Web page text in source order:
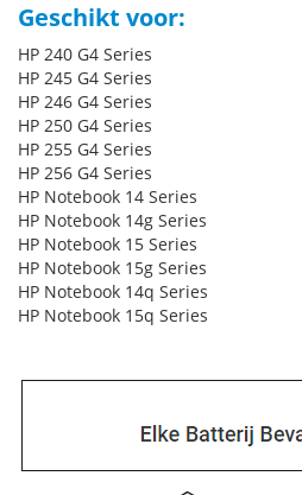
Geschikt voor:
HP 240 G4 Series
HP 245 G4 Series
HP 246 G4 Series
HP 250 G4 Series
HP 255 G4 Series
HP 256 G4 Series
HP Notebook 14 Series
HP Notebook 14g Series
HP Notebook 15 Series
HP Notebook 15g Series
HP Notebook 14q Series
HP Notebook 15q Series